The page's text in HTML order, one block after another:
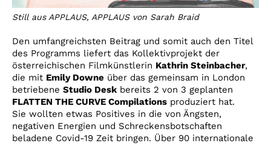
Still aus APPLAUS, APPLAUS von Sarah Braid
Den umfangreichsten Beitrag und somit auch den Titel
des Programms liefert das Kollektivprojekt der
österreichischen Filmkünstlerin Kathrin Steinbacher,
die mit Emily Downe über das gemeinsam in London
betriebene Studio Desk bereits 2 von 3 geplanten
FLATTEN THE CURVE Compilations produziert hat.
Sie wollten etwas Positives in die von Ängsten,
negativen Energien und Schreckensbotschaften
beladene Covid-19 Zeit bringen. Über 90 internationale